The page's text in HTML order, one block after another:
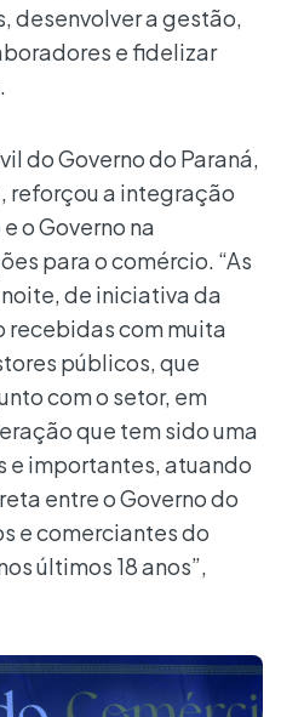
desenvolver a gestão,
e fidelizar
do Governo do Paraná,
reforçou a integração
o Governo na
para o comércio. “As
de iniciativa da
recebidas com muita
públicos, que
com o setor, em
que tem sido uma
e importantes, atuando
entre o Governo do
e comerciantes do
últimos 18 anos”,